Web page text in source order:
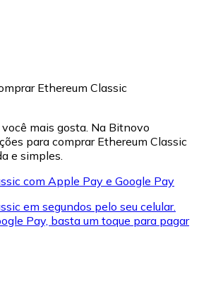
Ethereum Classic
mais gosta. Na Bitnovo
para comprar Ethereum Classic
e simples.
com Apple Pay e Google Pay
em segundos pelo seu celular.
Pay, basta um toque para pagar